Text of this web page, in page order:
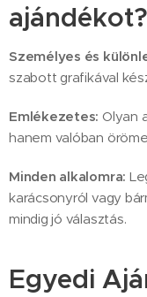
ajándékot?
Személyes és
szabott grafikával
Emlékezetes: Olyan
hanem valóban
Minden alkalomra:
karácsonyról vagy
mindig jó választás.
Egyedi